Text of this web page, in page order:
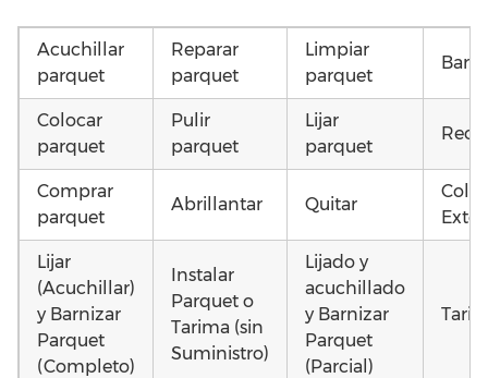
Acuchillar
parquet
Reparar
parquet
Limpiar
parquet
Colocar
parquet
Pulir
parquet
Lijar
parquet
Comprar
parquet
Abrillantar Quitar
Lijar
(Acuchillar)
y Barnizar
Parquet
(Completo)
Instalar
Parquet o
Tarima (sin
Suministro)
Lijado y
acuchillado
y Barnizar
Parquet
(Parcial)